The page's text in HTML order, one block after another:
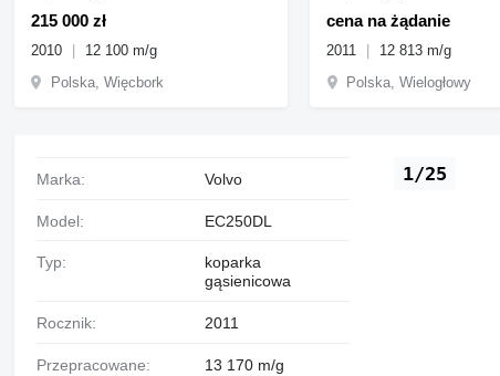
215 000 zł
2010
12 100 m/g
Polska, Więcbork
cena na żądanie
2011
12 813 m/g
Polska, Wielogłowy
1/25
Marka: Volvo
Model: EC250DL
Typ:
koparka
gąsienicowa
Rocznik: 2011
Przepracowane: 13 170 m/g